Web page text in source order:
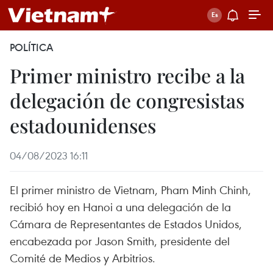
POLÍTICA
Primer ministro recibe a la
delegación de congresistas
estadounidenses
04/08/2023 16:11
El primer ministro de Vietnam, Pham Minh Chinh,
recibió hoy en Hanoi a una delegación de la
Cámara de Representantes de Estados Unidos,
encabezada por Jason Smith, presidente del
Comité de Medios y Arbitrios.